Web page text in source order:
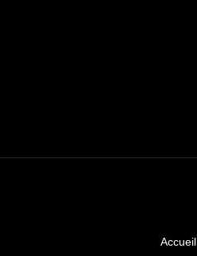
Accueil